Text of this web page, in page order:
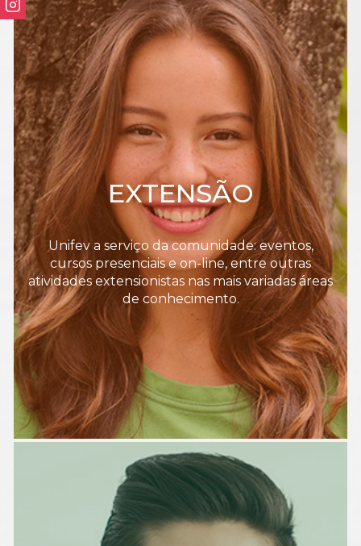
EXTENSÃO
Unifev a serviço da comunidade: eventos,
cursos presenciais e on-line, entre outras
atividades extensionistas nas mais variadas áreas
de conhecimento.